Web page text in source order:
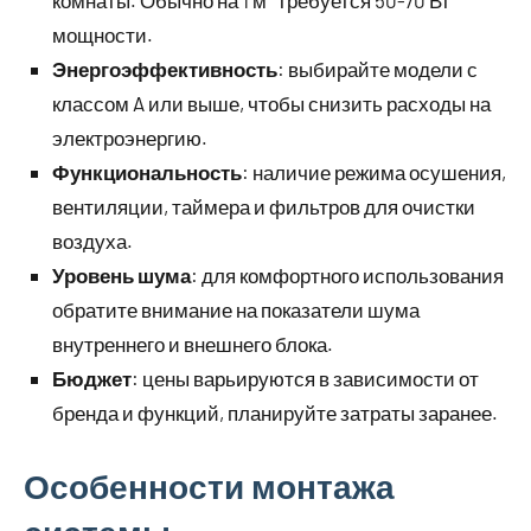
мощности.
Энергоэффективность: выбирайте модели с
классом A или выше, чтобы снизить расходы на
электроэнергию.
Функциональность: наличие режима осушения,
вентиляции, таймера и фильтров для очистки
воздуха.
Уровень шума: для комфортного использования
обратите внимание на показатели шума
внутреннего и внешнего блока.
Бюджет: цены варьируются в зависимости от
бренда и функций, планируйте затраты заранее.
Особенности монтажа